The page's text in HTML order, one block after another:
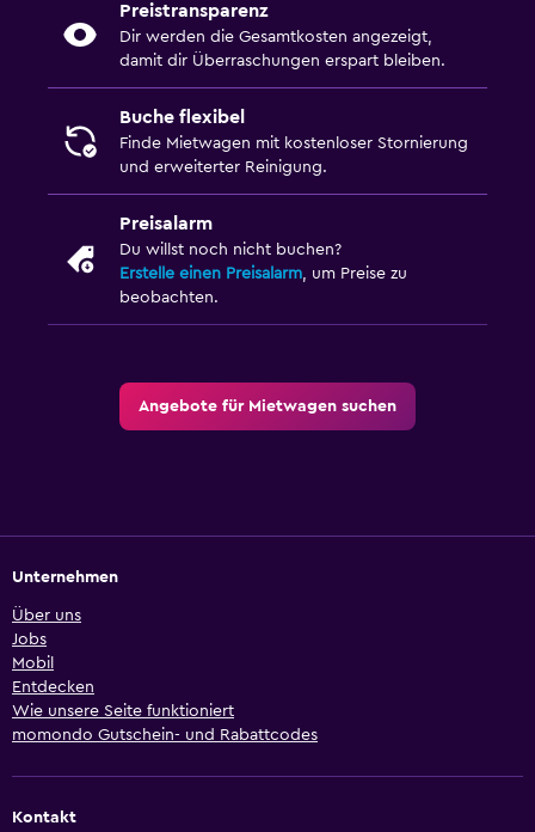
Preistransparenz
Dir werden die Gesamtkosten angezeigt,
damit dir Überraschungen erspart bleiben.
Buche flexibel
Finde Mietwagen mit kostenloser Stornierung
und erweiterter Reinigung.
Preisalarm
Du willst noch nicht buchen?
Erstelle einen Preisalarm, um Preise zu
beobachten.
Angebote für Mietwagen suchen
Unternehmen
Über uns
Jobs
Mobil
Entdecken
Wie unsere Seite funktioniert
momondo Gutschein- und Rabattcodes
Kontakt